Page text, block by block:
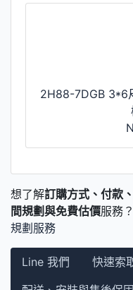
2H88-7DGB 3*6
想了解訂購方式、付款
間規劃與免費估價服務？
規劃服務
Line 我們 快速索